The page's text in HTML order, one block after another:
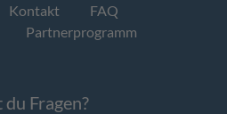
Kontakt
FAQ
Partnerprogramm
du Fragen?